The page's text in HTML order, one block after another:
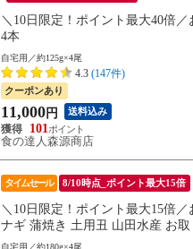
＼10日限定！ポイント最大40倍
4本
自宅用／約125g×4尾
4.3 (147件)
クーポンあり
11,000 円 送料込み
101
食の達人森源商店
タイムセール 8/10時点_ポイント最大15倍
＼10日限定！ポイント最大15倍
ナギ 蒲焼き 土用丑 山田水産 お
自宅用／約180g×4尾